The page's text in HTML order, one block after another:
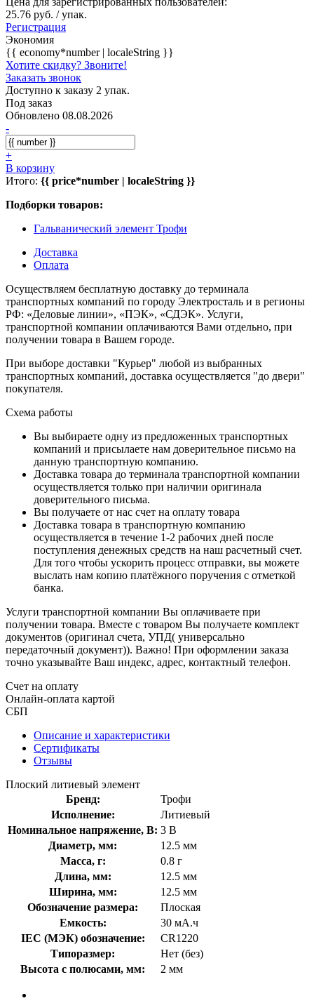
25.76 руб. / упак.
Регистрация
Экономия
{{ economy*number | localeString }}
Хотите скидку? Звоните!
Заказать звонок
Доступно к заказу 2 упак.
Под заказ
Обновлено 08.08.2026
-
+
В корзину
Итого: {{ price*number | localeString }}
Подборки товаров:
Гальванический элемент Трофи
Доставка
Оплата
Осуществляем бесплатную доставку до терминала
транспортных компаний по городу Электросталь и в регионы
РФ: «Деловые линии», «ПЭК», «СДЭК». Услуги,
транспортной компании оплачиваются Вами отдельно, при
получении товара в Вашем городе.
При выборе доставки "Курьер" любой из выбранных
транспортных компаний, доставка осуществляется "до двери"
покупателя.
Схема работы
Вы выбираете одну из предложенных транспортных
компаний и присылаете нам доверительное письмо на
данную транспортную компанию.
Доставка товара до терминала транспортной компании
осуществляется только при наличии оригинала
доверительного письма.
Вы получаете от нас счет на оплату товара
Доставка товара в транспортную компанию
осуществляется в течение 1-2 рабочих дней после
поступления денежных средств на наш расчетный счет.
Для того чтобы ускорить процесс отправки, вы можете
выслать нам копию платёжного поручения с отметкой
банка.
Услуги транспортной компании Вы оплачиваете при
получении товара. Вместе с товаром Вы получаете комплект
документов (оригинал счета, УПД( универсально
передаточный документ)). Важно! При оформлении заказа
точно указывайте Ваш индекс, адрес, контактный телефон.
Счет на оплату
Онлайн-оплата картой
СБП
Описание и характеристики
Сертификаты
Отзывы
Плоский литиевый элемент
Бренд:
Трофи
Исполнение:
Литиевый
Номинальное напряжение, В: 3 В
Диаметр, мм:
12.5 мм
Масса, г:
0.8 г
Длина, мм:
12.5 мм
Ширина, мм:
12.5 мм
Обозначение размера:
Плоская
Емкость:
30 мА.ч
IEC (МЭК) обозначение:
CR1220
Типоразмер:
Нет (без)
Высота с полюсами, мм:
2 мм